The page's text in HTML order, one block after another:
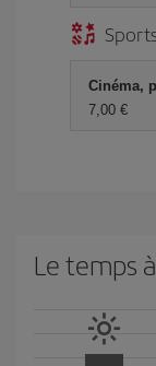
Cinéma,
7,00 €
Le temps